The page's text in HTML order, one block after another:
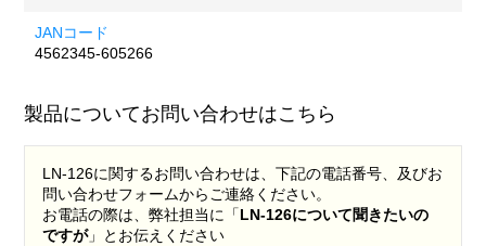
JANコード
4562345-605266
製品についてお問い合わせはこちら
LN-126に関するお問い合わせは、下記の電話番号、及びお
問い合わせフォームからご連絡ください。
お電話の際は、弊社担当に「LN-126について聞きたいの
ですが」とお伝えください